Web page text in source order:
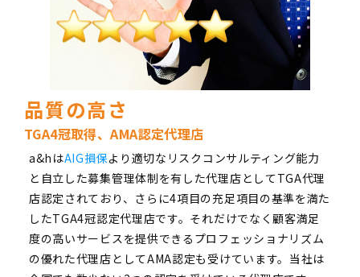
品質の高さ
TGA4冠取得、AMA認定代理店
a&hはAIG損保より適切なリスクコンサルティング能力
と自立した募集管理体制を有した代理店としてTGA代理
店認定されており、さらに4項目の充足項目の基準を満た
したTGA4冠認定代理店です。それだけでなく顧客満足
度の高いサービスを提供できるプロフェッショナリズム
の優れた代理店としてAMA認定も受けています。当社は